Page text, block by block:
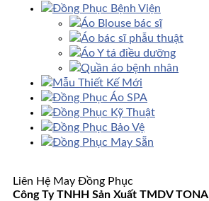
Đồng Phục Bệnh Viện
Áo Blouse bác sĩ
Áo bác sĩ phẫu thuật
Áo Y tá điều dưỡng
Quần áo bệnh nhân
Mẫu Thiết Kế Mới
Đồng Phục Áo SPA
Đồng Phục Kỹ Thuật
Đồng Phục Bảo Vệ
Đồng Phục May Sẵn
Liên Hệ May Đồng Phục
Công Ty TNHH Sản Xuất TMDV TONA